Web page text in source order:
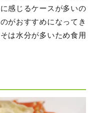
感じるケースが多いの
がおすすめになってき
は水分が多いため食用